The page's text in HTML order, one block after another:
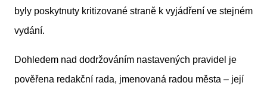
byly poskytnuty kritizované straně k vyjádření ve stejném
vydání.
Dohledem nad dodržováním nastavených pravidel je
pověřena redakční rada, jmenovaná radou města – její